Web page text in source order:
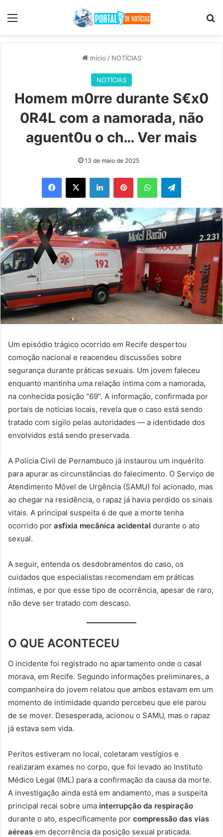
Menu
Início / NOTÍCIAS
NOTÍCIAS
Homem m0rre durante S€x0
0R4L com a namorada, não
aguent0u o ch… Ver mais
13 de maio de 2025
Facebook
X LinkedinPinterestWhatsAppTelegram
Um episódio trágico ocorrido em Recife despertou
comoção nacional e reacendeu discussões sobre
segurança durante práticas sexuais. Um jovem faleceu
enquanto mantinha uma relação íntima com a namorada,
na conhecida posição “69”. A informação, confirmada por
portais de notícias locais, revela que o caso está sendo
tratado com sigilo pelas autoridades — a identidade dos
envolvidos está sendo preservada.
A Polícia Civil de Pernambuco já instaurou um inquérito
para apurar as circunstâncias do falecimento. O Serviço de
Atendimento Móvel de Urgência (SAMU) foi acionado, mas
ao chegar na residência, o rapaz já havia perdido os sinais
vitais. A principal suspeita é de que a morte tenha
ocorrido por asfixia mecânica acidental durante o ato
sexual.
A seguir, entenda os desdobramentos do caso, os
cuidados que especialistas recomendam em práticas
íntimas, e por que esse tipo de ocorrência, apesar de raro,
não deve ser tratado com descaso.
O QUE ACONTECEU
O incidente foi registrado no apartamento onde o casal
morava, em Recife. Segundo informações preliminares, a
companheira do jovem relatou que ambos estavam em um
momento de intimidade quando percebeu que ele parou
de se mover. Desesperada, acionou o SAMU, mas o rapaz
já estava sem vida.
Peritos estiveram no local, coletaram vestígios e
realizaram exames no corpo, que foi levado ao Instituto
Médico Legal (IML) para a confirmação da causa da morte.
A investigação ainda está em andamento, mas a suspeita
principal recai sobre uma interrupção da respiração
durante o ato, especificamente por compressão das vias
aéreas em decorrência da posição sexual praticada.